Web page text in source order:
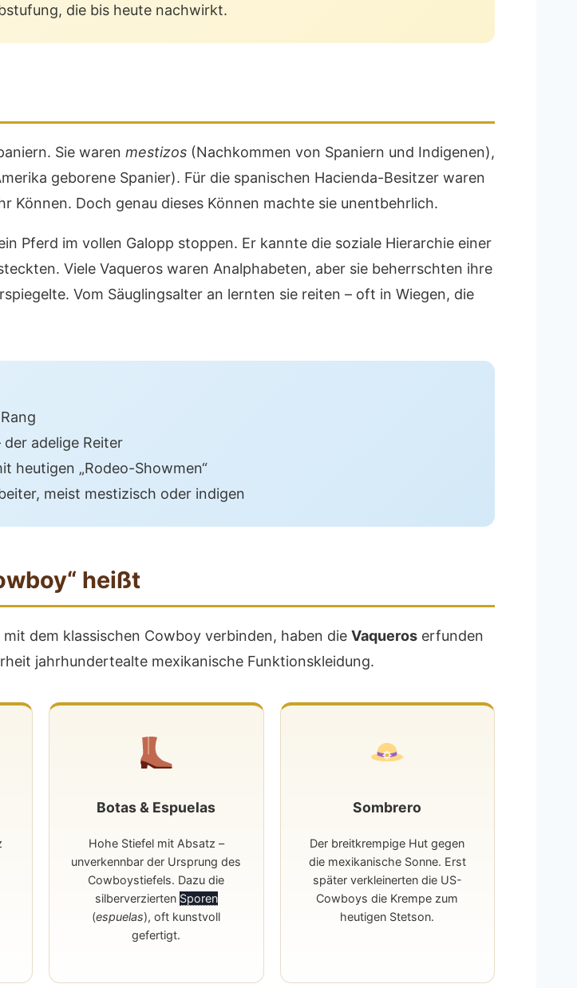
die bis heute nachwirkt.
Sie waren mestizos (Nachkommen von Spaniern und Indigenen),
geborene Spanier). Für die spanischen Hacienda-Besitzer waren
Doch genau dieses Können machte sie unentbehrlich.
Pferd im vollen Galopp stoppen. Er kannte die soziale Hierarchie einer
Viele Vaqueros waren Analphabeten, aber sie beherrschten ihre
Vom Säuglingsalter an lernten sie reiten – oft in Wiegen, die
der adelige Reiter
heutigen „Rodeo-Showmen“
meist mestizisch oder indigen
heißt
dem klassischen Cowboy verbinden, haben die Vaqueros erfunden
jahrhundertealte mexikanische Funktionskleidung.
Botas & Espuelas
Hohe Stiefel mit Absatz –
unverkennbar der Ursprung des
Cowboystiefels. Dazu die
silberverzierten Sporen
(espuelas), oft kunstvoll
gefertigt.
Sombrero
Der breitkrempige Hut gegen
die mexikanische Sonne. Erst
später verkleinerten die US-
Cowboys die Krempe zum
heutigen Stetson.